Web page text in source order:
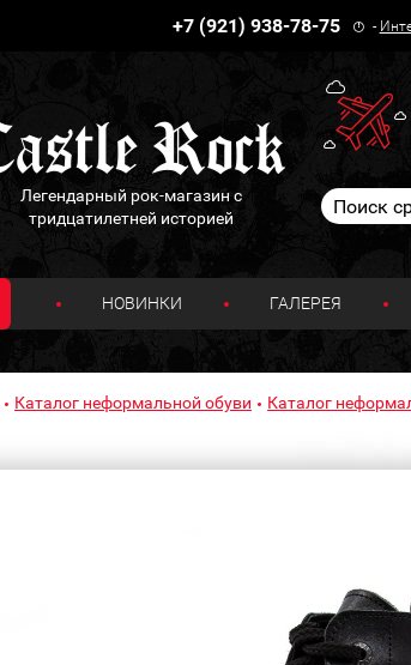
+7 (921) 938-78-75 -
Легендарный рок-магазин с
тридцатилетней историей
НОВИНКИ ГАЛЕРЕЯ
Каталог неформальной обуви Каталог